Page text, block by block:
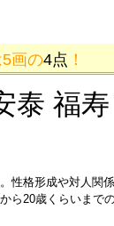
5画の4点 ！
泰 福
性格形成や対人関
ら20歳くらいまで